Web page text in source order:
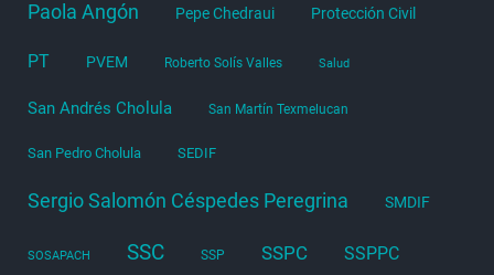
Paola Angón Pepe Chedraui Protección Civil
PT PVEM Roberto Solís Valles Salud
San Andrés Cholula San Martín Texmelucan
San Pedro Cholula SEDIF
Sergio Salomón Céspedes Peregrina SMDIF
SOSAPACH SSC SSP SSPC SSPPC